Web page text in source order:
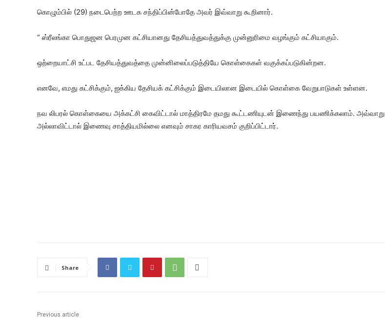
கொழும்பில் (29) நடைபெற்ற ஊடக சந்திப்பின்போதே அவர் இவ்வாறு கூறினார்.
“ ஸ்ரீலங்கா பொதுஜன பெரமுன கட்சியானது தேசியத்துவத்துக்கு முன்னுரிமை வழங்கும் கட்சியாகும்.
ஒற்றையாட்சி உட்பட தேசியத்துவத்தை முன்னிலைப்படுத்தியே கொள்கைகள் வகுக்கப்படுகின்றன.
எனவே, எமது கட்சிக்கும், ஐக்கிய தேசியக் கட்சிக்கும் இடையிலான இடையில் கொள்கை வேறுபாடுகள் உள்ளன.
நவ லிபரல் கொள்கையை அக்கட்சி கைவிட்டால் மாத்திரமே தமது கூட்டணியுடன் இணைந்து பயணிக்கலாம். அவ்வாறு
அல்லாவிட்டால் இணைவு சாத்தியமில்லை எனவும் சாகர காரியவசம் குறிப்பிட்டார்.
Share
Previous article